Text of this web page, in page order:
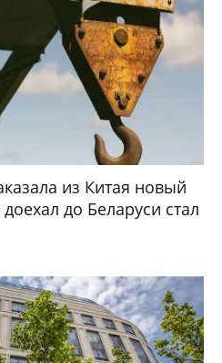
из Китая новый
до Беларуси стал